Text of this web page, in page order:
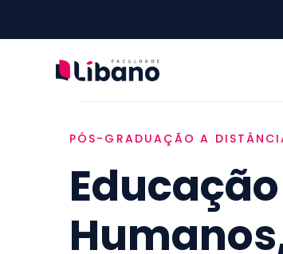
PÓS-GRADUAÇÃO A